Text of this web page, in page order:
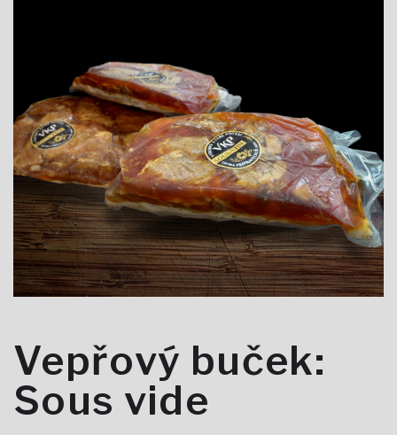
Vepřový buček:
Sous vide